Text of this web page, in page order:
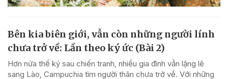
Bên kia biên giới, vẫn còn những người lính
chưa trở về: Lần theo ký ức (Bài 2)
Hơn nửa thế kỷ sau chiến tranh, nhiều gia đình vẫn lặng lẽ
sang Lào, Campuchia tìm người thân chưa trở về. Với những